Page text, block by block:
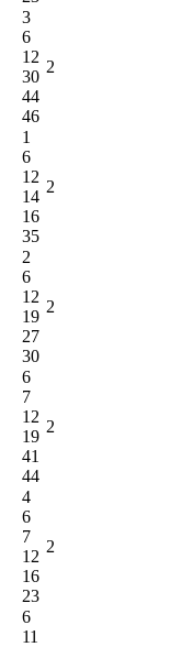
3
6
12
30
44
46
2
1
6
12
14
16
35
2
2
6
12
19
27
30
2
6
7
12
19
41
44
2
4
6
7
12
16
23
2
6
11